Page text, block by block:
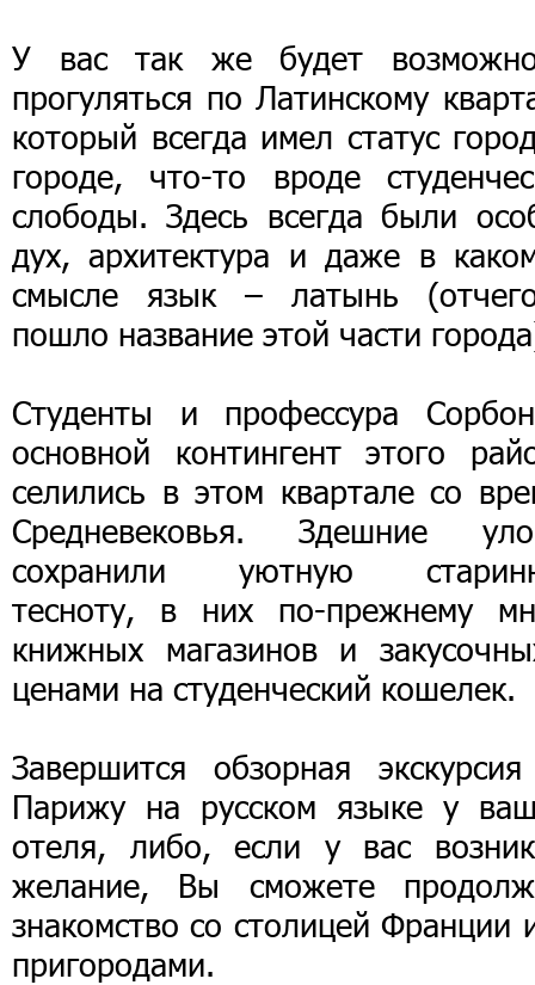
У вас так же будет
прогуляться по Латинскому
который всегда имел статус
городе, что-то вроде
слободы. Здесь всегда были
дух, архитектура и даже в
смысле язык – латынь
пошло название этой части
Студенты и профессура
основной контингент этого
селились в этом квартале со
Средневековья. Здешние
сохранили уютную
тесноту, в них по-прежнему
книжных магазинов и
ценами на студенческий кошелек.
Завершится обзорная
Парижу на русском языке у
отеля, либо, если у вас
желание, Вы сможете
знакомство со столицей Франции
пригородами.